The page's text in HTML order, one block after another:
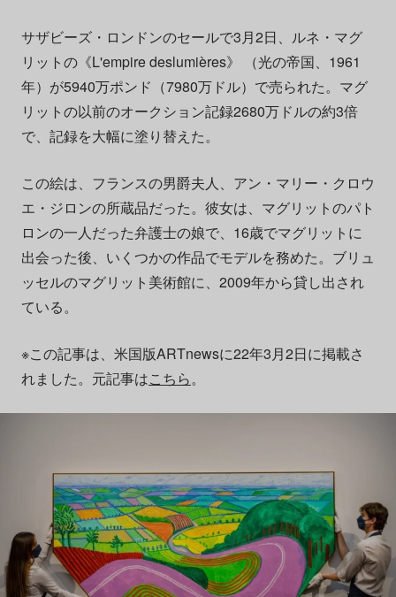
サザビーズ・ロンドンのセールで3月2日、ルネ・マグ
リットの《L'empire deslumières》 （光の帝国、1961
年）が5940万ポンド（7980万ドル）で売られた。マグ
リットの以前のオークション記録2680万ドルの約3倍
で、記録を大幅に塗り替えた。
この絵は、フランスの男爵夫人、アン・マリー・クロウ
エ・ジロンの所蔵品だった。彼女は、マグリットのパト
ロンの一人だった弁護士の娘で、16歳でマグリットに
出会った後、いくつかの作品でモデルを務めた。ブリュ
ッセルのマグリット美術館に、2009年から貸し出され
ている。
※この記事は、米国版ARTnewsに22年3月2日に掲載さ
れました。元記事はこちら。